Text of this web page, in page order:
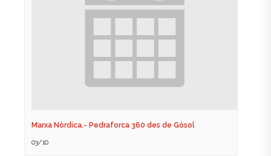
Marxa Nòrdica.- Pedraforca 360 des de Gósol
03/10